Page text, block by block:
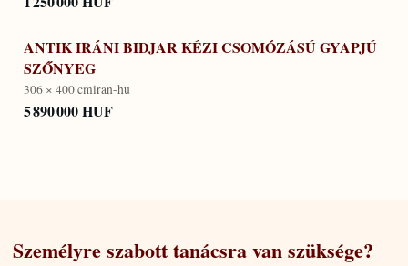
ANTIK IRÁNI BIDJAR KÉZI CSOMÓZÁSÚ GYAPJÚ
SZŐNYEG
306 × 400 cmiran-hu
5 890 000 HUF
Személyre szabott tanácsra van szüksége?